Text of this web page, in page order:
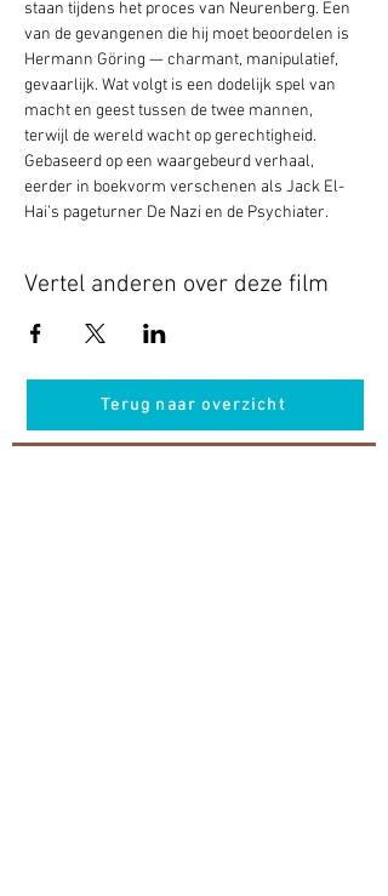
staan tijdens het proces van Neurenberg. Een
van de gevangenen die hij moet beoordelen is
Hermann Göring — charmant, manipulatief,
gevaarlijk. Wat volgt is een dodelijk spel van
macht en geest tussen de twee mannen,
terwijl de wereld wacht op gerechtigheid.
Gebaseerd op een waargebeurd verhaal,
eerder in boekvorm verschenen als Jack El-
Hai’s pageturner De Nazi en de Psychiater.
Vertel anderen over deze film
Terug naar overzicht